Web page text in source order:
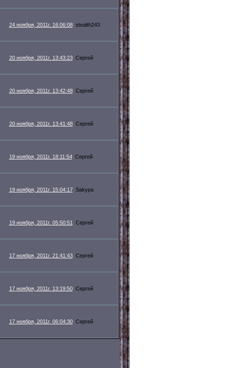
24 ноября, 2011г. 16:06:08 stealth243
20 ноября, 2011г. 13:43:23 Сергей
20 ноября, 2011г. 13:42:48 Сергей
20 ноября, 2011г. 13:41:48 Сергей
19 ноября, 2011г. 18:11:54 Сергей
19 ноября, 2011г. 15:04:17 Sakypa
19 ноября, 2011г. 05:50:51 Сергей
17 ноября, 2011г. 21:41:43 Сергей
17 ноября, 2011г. 13:19:50 Сергей
17 ноября, 2011г. 06:04:30 Сергей